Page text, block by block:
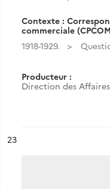
Contexte :
commerciale
1918-1929.
Producteur :
Direction des
n°
23